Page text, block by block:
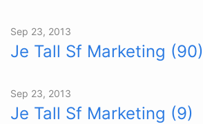
Sep 23, 2013
Je Tall Sf Marketing (90)
Sep 23, 2013
Je Tall Sf Marketing (9)